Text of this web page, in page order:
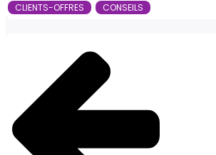
CLIENTS-OFFRES CONSEILS